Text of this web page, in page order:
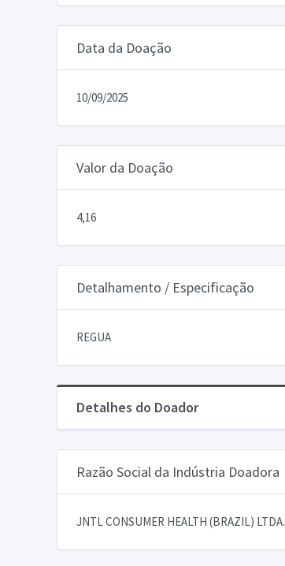
Data da Doação
10/09/2025
Valor da Doação
4,16
Detalhamento / Especificação
REGUA
Detalhes do Doador
Razão Social da Indústria Doadora
JNTL CONSUMER HEALTH (BRAZIL) LTDA.